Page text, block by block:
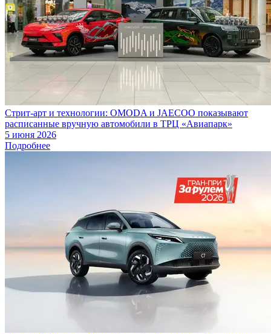
Стрит-арт и технологии: OMODA и JAECOO показывают
расписанные вручную автомобили в ТРЦ «Авиапарк»
5 июня 2026
Подробнее